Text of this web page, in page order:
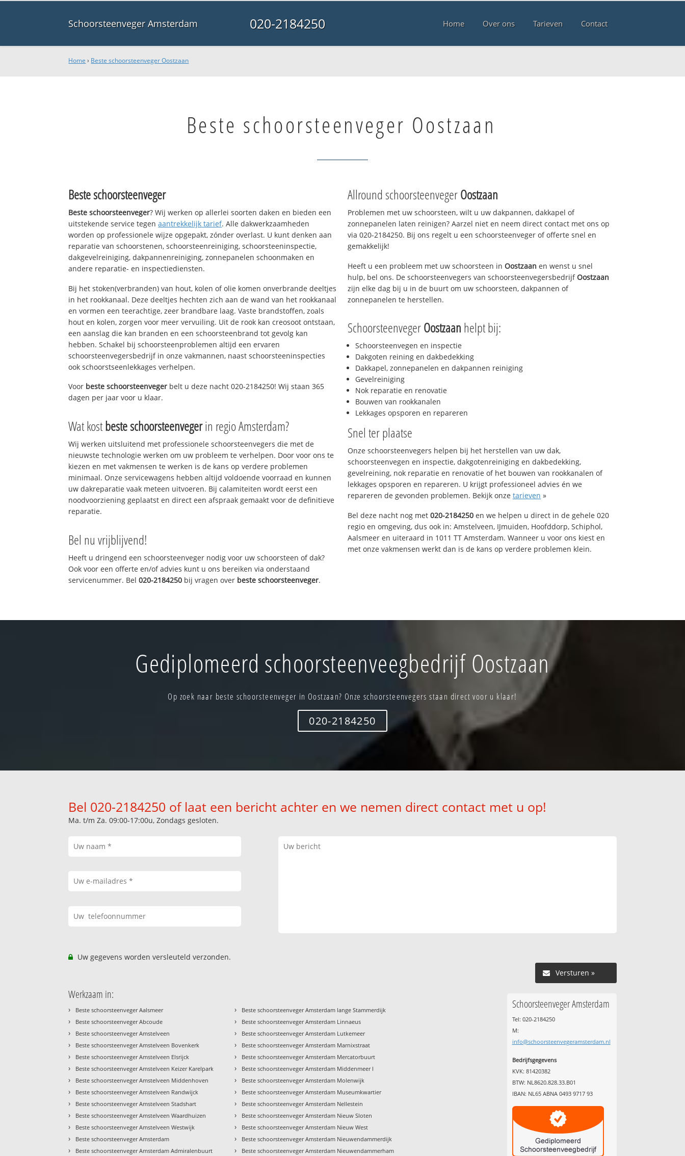
Schoorsteenveger Amsterdam 020-2184250 Home Over ons Tarieven Contact
Home › Beste schoorsteenveger Oostzaan
Beste schoorsteenveger Oostzaan
Beste schoorsteenveger
Beste schoorsteenveger? Wij werken op allerlei soorten daken en bieden een
uitstekende service tegenaantrekkelijk tarief. Alle dakwerkzaamheden
worden op professionele wijze opgepakt, zónder overlast. U kunt denken aan
reparatie van schoorstenen, schoorsteenreiniging, schoorsteeninspectie,
dakgevelreiniging, dakpannenreiniging, zonnepanelen schoonmaken en
andere reparatie- en inspectiediensten.
Bij het stoken(verbranden) van hout, kolen of olie komen onverbrande deeltjes
in het rookkanaal. Deze deeltjes hechten zich aan de wand van het rookkanaal
en vormen een teerachtige, zeer brandbare laag. Vaste brandstoffen, zoals
hout en kolen, zorgen voor meer vervuiling. Uit de rook kan creosoot ontstaan,
een aanslag die kan branden en een schoorsteenbrand tot gevolg kan
hebben. Schakel bij schoorsteenproblemen altijd een ervaren
schoorsteenvegersbedrijf in onze vakmannen, naast schoorsteeninspecties
ook schoorstseenlekkages verhelpen.
Voor beste schoorsteenveger belt u deze nacht 020-2184250! Wij staan 365
dagen per jaar voor u klaar.
Wat kostbeste schoorsteenvegerin regio Amsterdam?
Wij werken uitsluitend met professionele schoorsteenvegers die met de
nieuwste technologie werken om uw probleem te verhelpen. Door voor ons te
kiezen en met vakmensen te werken is de kans op verdere problemen
minimaal. Onze servicewagens hebben altijd voldoende voorraad en kunnen
uw dakreparatie vaak meteen uitvoeren. Bij calamiteiten wordt eerst een
noodvoorziening geplaatst en direct een afspraak gemaakt voor de definitieve
reparatie.
Bel nu vrijblijvend!
Heeft u dringend een schoorsteenveger nodig voor uw schoorsteen of dak?
Ook voor een offerte en/of advies kunt u ons bereiken via onderstaand
servicenummer. Bel020-2184250 bij vragen over beste schoorsteenveger.
Allround schoorsteenvegerOostzaan
Problemen met uw schoorsteen, wilt u uw dakpannen, dakkapel of
zonnepanelen laten reinigen? Aarzel niet en neem direct contact met ons op
via 020-2184250. Bij ons regelt u een schoorsteenveger of offerte snel en
gemakkelijk!
Heeft u een probleem met uw schoorsteen in Oostzaan en wenst u snel
hulp, bel ons. De schoorsteenvegers van schoorsteenvegersbedrijfOostzaan
zijn elke dag bij u in de buurt om uw schoorsteen, dakpannen of
zonnepanelen te herstellen.
SchoorsteenvegerOostzaan helpt bij:
Schoorsteenvegen en inspectie
Dakgoten reining en dakbedekking
Dakkapel, zonnepanelen en dakpannen reiniging
Gevelreiniging
Nok reparatie en renovatie
Bouwen van rookkanalen
Lekkages opsporen en repareren
Snel ter plaatse
Onze schoorsteenvegers helpen bij het herstellen van uw dak,
schoorsteenvegen en inspectie, dakgotenreiniging en dakbedekking,
gevelreining, nok reparatie en renovatie of het bouwen van rookkanalen of
lekkages opsporen en repareren. U krijgt professioneel advies én we
repareren de gevonden problemen. Bekijk onze tarieven »
Bel deze nacht nog met 020-2184250 en we helpen u direct in de gehele 020
regio en omgeving, dus ook in: Amstelveen, IJmuiden, Hoofddorp, Schiphol,
Aalsmeer en uiteraard in 1011 TT Amsterdam. Wanneer u voor ons kiest en
met onze vakmensen werkt dan is de kans op verdere problemen klein.
Gediplomeerd schoorsteenveegbedrijf Oostzaan
Op zoek naar beste schoorsteenveger in Oostzaan? Onze schoorsteenvegers staan direct voor u klaar!
020-2184250
Bel 020-2184250 of laat een bericht achter en we nemen direct contact met u op!
Ma. t/m Za. 09:00-17:00u, Zondags gesloten.
Uw gegevens worden versleuteld verzonden.
Versturen »
Werkzaam in:
› Beste schoorsteenveger Aalsmeer
› Beste schoorsteenveger Abcoude
› Beste schoorsteenveger Amstelveen
› Beste schoorsteenveger Amstelveen Bovenkerk
› Beste schoorsteenveger Amstelveen Elsrijck
› Beste schoorsteenveger Amstelveen Keizer Karelpark
› Beste schoorsteenveger Amstelveen Middenhoven
› Beste schoorsteenveger Amstelveen Randwijck
› Beste schoorsteenveger Amstelveen Stadshart
› Beste schoorsteenveger Amstelveen Waardhuizen
› Beste schoorsteenveger Amstelveen Westwijk
› Beste schoorsteenveger Amsterdam
› Beste schoorsteenveger Amsterdam Admiralenbuurt
› Beste schoorsteenveger Amsterdam lange Stammerdijk
› Beste schoorsteenveger Amsterdam Linnaeus
› Beste schoorsteenveger Amsterdam Lutkemeer
› Beste schoorsteenveger Amsterdam Marnixstraat
› Beste schoorsteenveger Amsterdam Mercatorbuurt
› Beste schoorsteenveger Amsterdam Middenmeer I
› Beste schoorsteenveger Amsterdam Molenwijk
› Beste schoorsteenveger Amsterdam Museumkwartier
› Beste schoorsteenveger Amsterdam Nellestein
› Beste schoorsteenveger Amsterdam Nieuw Sloten
› Beste schoorsteenveger Amsterdam Nieuw West
› Beste schoorsteenveger Amsterdam Nieuwendammerdijk
› Beste schoorsteenveger Amsterdam Nieuwendammerham
Schoorsteenveger Amsterdam
Tel: 020-2184250
M:
info@schoorsteenvegeramsterdam.nl
Bedrijfsgegevens
KVK: 81420382
BTW: NL8620.828.33.B01
IBAN: NL65 ABNA 0493 9717 93